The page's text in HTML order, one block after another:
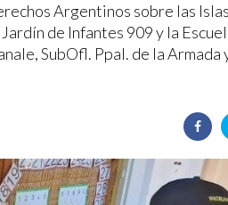
Argentinos sobre las
de Infantes 909 y la
SubOfl. Ppal. de la Armada